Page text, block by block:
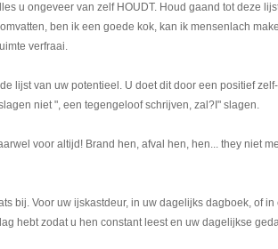
u ongeveer van zelf HOUDT. Houd gaand tot deze
ben ik een goede kok, kan ik mensenlach
verfraai.
lijst van uw potentieel. U doet dit door een positief
niet ", een tegengeloof schrijven, zal?I" slagen.
voor altijd! Brand hen, afval hen, hen... they niet
bij. Voor uw ijskastdeur, in uw dagelijks dagboek, of
hebt zodat u hen constant leest en uw dagelijkse